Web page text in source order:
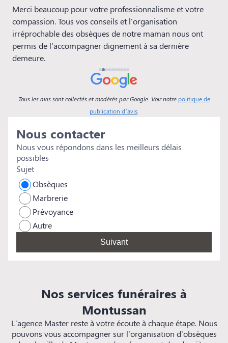
Merci beaucoup pour votre professionnalisme et votre
compassion. Tous vos conseils et l'organisation
irréprochable des obsèques de notre maman nous ont
permis de l'accompagner dignement à sa dernière
demeure.
Tous les avis sont collectés et modérés par Google. Voir notre politique de
publication d’avis.
Nous contacter
Nous vous répondons dans les meilleurs délais
possibles
Sujet
Obsèques
Marbrerie
Prévoyance
Autre
Suivant
Nos services funéraires à
Montussan
L'agence Master reste à votre écoute à chaque étape. Nous
pouvons vous accompagner sur l'organisation d'obsèques